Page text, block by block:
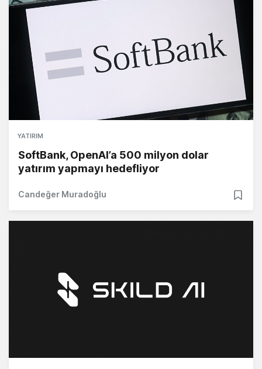
YATIRIM
SoftBank, OpenAI’a 500 milyon dolar
yatırım yapmayı hedefliyor
Candeğer Muradoğlu